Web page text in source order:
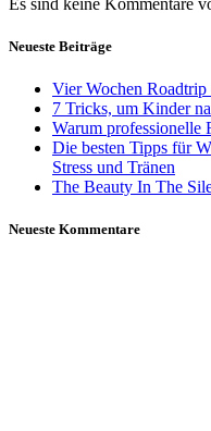
Neueste Beiträge
Vier Wochen
7 Tricks, um Kinder
Warum professionelle
Die besten Tipps für
Stress und Tränen
The Beauty In The
Neueste Kommentare